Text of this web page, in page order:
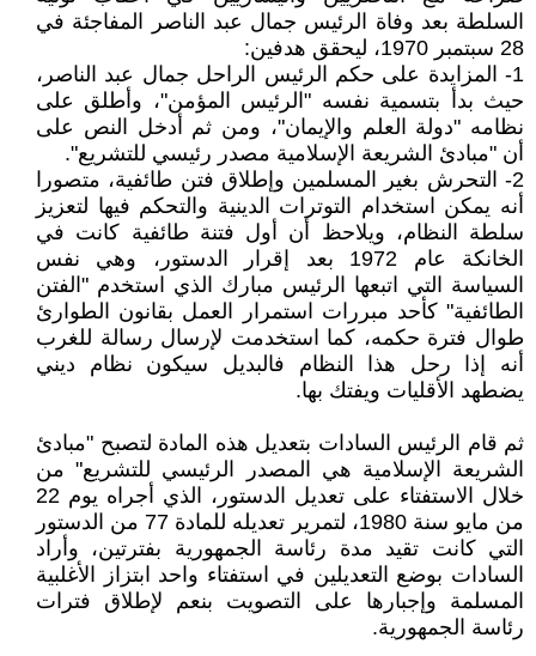
السلطة بعد وفاة الرئيس جمال عبد الناصر المفاجئة في
28 سبتمبر 1970، ليحقق هدفين:
1- المزايدة على حكم الرئيس الراحل جمال عبد الناصر،
حيث بدأ بتسمية نفسه "الرئيس المؤمن"، وأطلق على
نظامه "دولة العلم والإيمان"، ومن ثم أدخل النص على
أن "مبادئ الشريعة الإسلامية مصدر رئيسي للتشريع".
2- التحرش بغير المسلمين وإطلاق فتن طائفية، متصورا
أنه يمكن استخدام التوترات الدينية والتحكم فيها لتعزيز
سلطة النظام، ويلاحظ أن أول فتنة طائفية كانت في
الخانكة عام 1972 بعد إقرار الدستور، وهي نفس
السياسة التي اتبعها الرئيس مبارك الذي استخدم "الفتن
الطائفية" كأحد مبررات استمرار العمل بقانون الطوارئ
طوال فترة حكمه، كما استخدمت لإرسال رسالة للغرب
أنه إذا رحل هذا النظام فالبديل سيكون نظام ديني
يضطهد الأقليات ويفتك بها.
ثم قام الرئيس السادات بتعديل هذه المادة لتصبح "مبادئ
الشريعة الإسلامية هي المصدر الرئيسي للتشريع" من
خلال الاستفتاء على تعديل الدستور، الذي أجراه يوم 22
من مايو سنة 1980، لتمرير تعديله للمادة 77 من الدستور
التي كانت تقيد مدة رئاسة الجمهورية بفترتين، وأراد
السادات بوضع التعديلين في استفتاء واحد ابتزاز الأغلبية
المسلمة وإجبارها على التصويت بنعم لإطلاق فترات
رئاسة الجمهورية.